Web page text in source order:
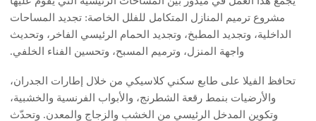
مشروع ترميم المنازل المتكامل للفلل الخاصة: تجديد المساحات
الداخلية، وتجديد المطبخ، وتجديد الحمام الرئيسي الفاخر، وتحديث
واجهة المنزل، وترميم المسبح، وتحسين الفناء الخلفي.
تحافظ الفيلا على طابع سكني كلاسيكي من خلال إطارات الجدران،
والأرضيات بنمط رقعة الشطرنج، والأبواب الفرنسية والخشبية،
وتكوين المدخل الرئيسي من الخشب والزجاج والمعدن. وتحدّث